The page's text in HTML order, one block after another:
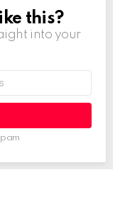
this?
into your